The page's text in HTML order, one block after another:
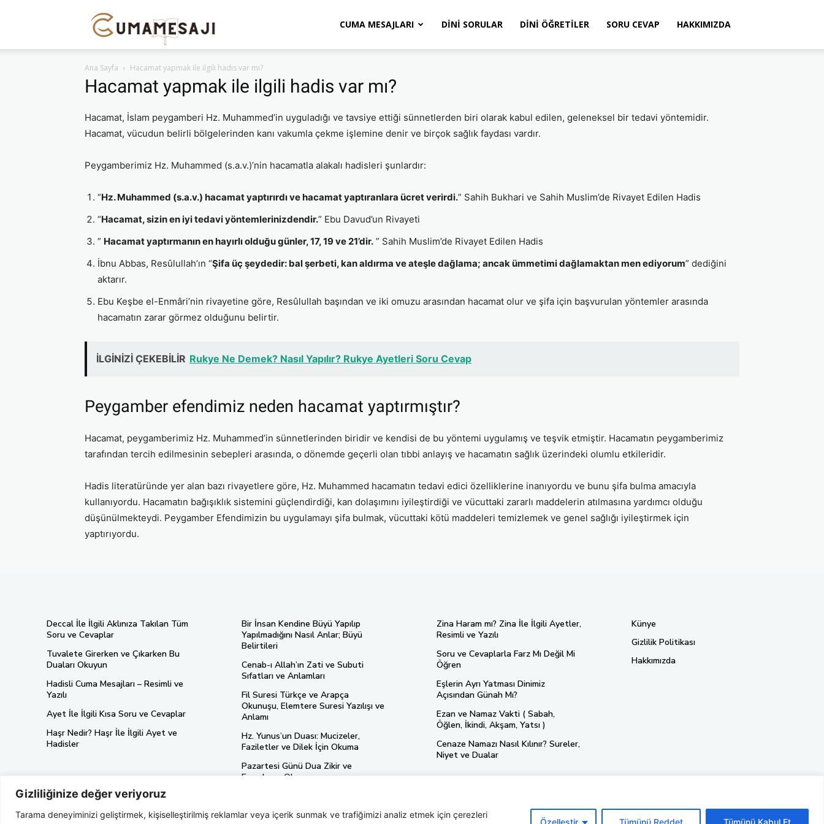
Gizliliğinize değer veriyoruz
Tarama deneyiminizi geliştirmek, kişiselleştirilmiş reklamlar veya içerik sunmak ve trafiğimizi analiz etmek için çerezleri
Özelleştir Tümünü Reddet Tümünü Kabul Et
Mesajı
CUMA MESAJLARI DINI SORULAR DINI ÖĞRETILER SORU CEVAP HAKKIMIZDA
Ana Sayfa Hacamat yapmak ile ilgili hadis var mı?
Hacamat yapmak ile ilgili hadis var mı?
Hacamat, İslam peygamberi Hz. Muhammed’in uyguladığı ve tavsiye ettiği sünnetlerden biri olarak kabul edilen, geleneksel bir tedavi yöntemidir.
Hacamat, vücudun belirli bölgelerinden kanı vakumla çekme işlemine denir ve birçok sağlık faydası vardır.
Peygamberimiz Hz. Muhammed (s.a.v.)’nin hacamatla alakalı hadisleri şunlardır:
“Hz. Muhammed (s.a.v.) hacamat yaptırırdı ve hacamat yaptıranlara ücret verirdi.” Sahih Bukhari ve Sahih Muslim’de Rivayet Edilen Hadis
“Hacamat, sizin en iyi tedavi yöntemlerinizdendir.” Ebu Davud’un Rivayeti
” Hacamat yaptırmanın en hayırlı olduğu günler, 17, 19 ve 21’dir. ” Sahih Muslim’de Rivayet Edilen Hadis
İbnu Abbas, Resûlullah’ın “Şifa üç şeydedir: bal şerbeti, kan aldırma ve ateşle dağlama; ancak ümmetimi dağlamaktan men ediyorum” dediğini
aktarır​.
Ebu Keşbe el-Enmâri’nin rivayetine göre, Resûlullah başından ve iki omuzu arasından hacamat olur ve şifa için başvurulan yöntemler arasında
hacamatın zarar görmez olduğunu belirtir​.
İLGİNİZİ ÇEKEBİLİR Rukye Ne Demek? Nasıl Yapılır? Rukye Ayetleri Soru Cevap
Peygamber efendimiz neden hacamat yaptırmıştır?
Hacamat, peygamberimiz Hz. Muhammed’in sünnetlerinden biridir ve kendisi de bu yöntemi uygulamış ve teşvik etmiştir. Hacamatın peygamberimiz
tarafından tercih edilmesinin sebepleri arasında, o dönemde geçerli olan tıbbi anlayış ve hacamatın sağlık üzerindeki olumlu etkileridir.
Hadis literatüründe yer alan bazı rivayetlere göre, Hz. Muhammed hacamatın tedavi edici özelliklerine inanıyordu ve bunu şifa bulma amacıyla
kullanıyordu. Hacamatın bağışıklık sistemini güçlendirdiği, kan dolaşımını iyileştirdiği ve vücuttaki zararlı maddelerin atılmasına yardımcı olduğu
düşünülmekteydi. Peygamber Efendimizin bu uygulamayı şifa bulmak, vücuttaki kötü maddeleri temizlemek ve genel sağlığı iyileştirmek için
yaptırıyordu.
Deccal İle İlgili Aklınıza Takılan Tüm
Soru ve Cevaplar
Tuvalete Girerken ve Çıkarken Bu
Duaları Okuyun
Hadisli Cuma Mesajları – Resimli ve
Yazılı
Ayet İle İlgili Kısa Soru ve Cevaplar
Haşr Nedir? Haşr İle İlgili Ayet ve
Hadisler
Bir İnsan Kendine Büyü Yapılıp
Yapılmadığını Nasıl Anlar; Büyü
Belirtileri
Cenab-ı Allah’ın Zati ve Subuti
Sıfatları ve Anlamları
Fil Suresi Türkçe ve Arapça
Okunuşu, Elemtere Suresi Yazılışı ve
Anlamı
Hz. Yunus’un Duası: Mucizeler,
Faziletler ve Dilek İçin Okuma
Pazartesi Günü Dua Zikir ve
Esmalarını Okuyun
Zina Haram mı? Zina İle İlgili Ayetler,
Resimli ve Yazılı
Soru ve Cevaplarla Farz Mı Değil Mi
Öğren
Eşlerin Ayrı Yatması Dinimiz
Açısından Günah Mı?
Ezan ve Namaz Vakti ( Sabah,
Öğlen, İkindi, Akşam, Yatsı )
Cenaze Namazı Nasıl Kılınır? Sureler,
Niyet ve Dualar
Künye
Gizlilik Politikası
Hakkımızda